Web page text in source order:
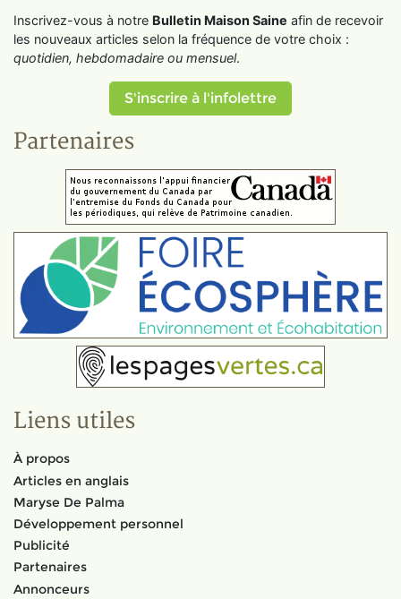
Inscrivez-vous à notre Bulletin Maison Saine afin de recevoir
les nouveaux articles selon la fréquence de votre choix :
quotidien, hebdomadaire ou mensuel.
S'inscrire à l'infolettre
Partenaires
Liens utiles
À propos
Articles en anglais
Maryse De Palma
Développement personnel
Publicité
Partenaires
Annonceurs